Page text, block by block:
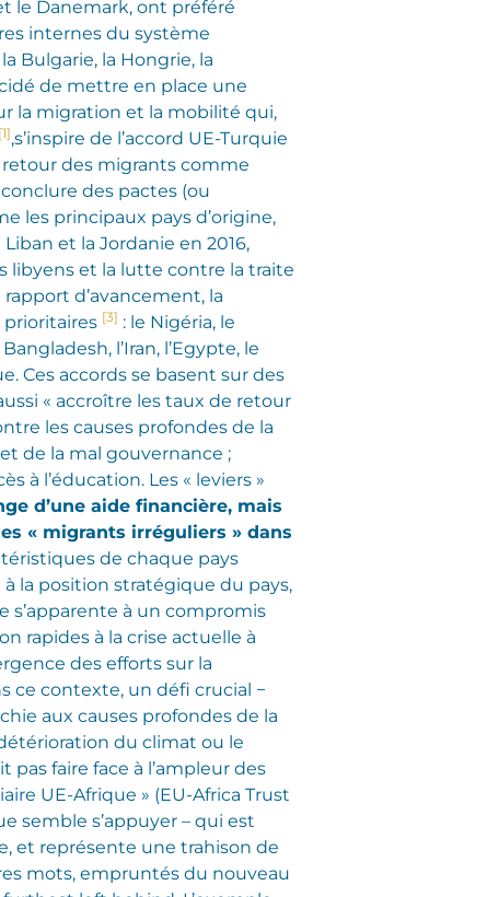
le Danemark, ont préféré
internes du système
Bulgarie, la Hongrie, la
de mettre en place une
la migration et la mobilité qui,
[1],s’inspire de l’accord UE-Turquie
retour des migrants comme
des pactes (ou
les principaux pays d’origine,
et la Jordanie en 2016,
libyens et la lutte contre la traite
d’avancement, la
prioritaires [3] : le Nigéria, le
l’Iran, l’Egypte, le
Ces accords se basent sur des
« accroître les taux de retour
les causes profondes de la
de la mal gouvernance ;
à l’éducation. Les « leviers »
d’une aide financière, mais
« migrants irréguliers » dans
de chaque pays
la position stratégique du pays,
s’apparente à un compromis
rapides à la crise actuelle à
des efforts sur la
ce contexte, un défi crucial −
aux causes profondes de la
du climat ou le
faire face à l’ampleur des
UE-Afrique » (EU-Africa Trust
semble s’appuyer – qui est
et représente une trahison de
mots, empruntés du nouveau